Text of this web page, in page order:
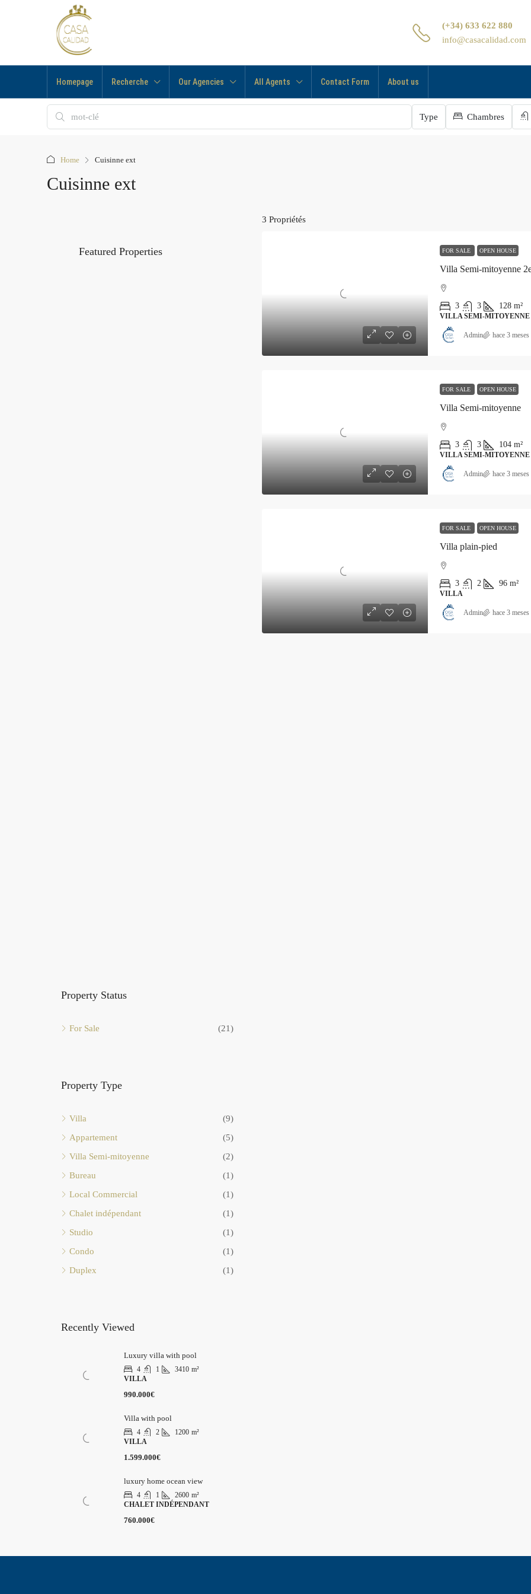
(+34) 633 622 880
info@casacalidad.com
Homepage Recherche Our Agencies All Agents Contact Form About us
Type Chambres
Home Cuisinne ext
Cuisinne ext
3 Propriétés
FOR SALE OPEN HOUSE
Villa Semi-mitoyenne
3 3 128 m²
VILLA SEMI-MITOYENNE
Admin hace 3 meses
FOR SALE OPEN HOUSE
Villa Semi-mitoyenne
3 3 104 m²
VILLA SEMI-MITOYENNE
Admin hace 3 meses
FOR SALE OPEN HOUSE
Villa plain-pied
3 2 96 m²
VILLA
Admin hace 3 meses
Featured Properties
Property Status
For Sale (21)
Property Type
Villa
(9)
Appartement
(5)
Villa Semi-mitoyenne
(2)
Bureau
(1)
Local Commercial
(1)
Chalet indépendant
(1)
Studio
(1)
Condo
(1)
Duplex
(1)
Recently Viewed
Luxury villa with pool
4 1 3410 m²
VILLA
990.000€
Villa with pool
4 2 1200 m²
VILLA
1.599.000€
luxury home ocean view
4 1 2600 m²
CHALET INDÉPENDANT
760.000€